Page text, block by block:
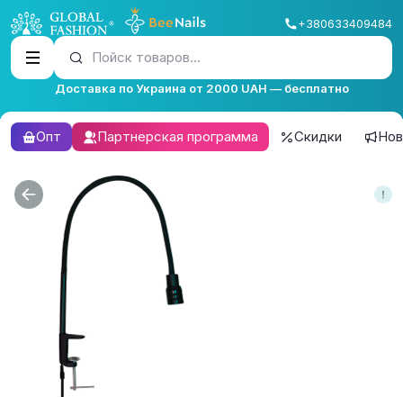
+380633409484
Пойск товаров...
Доставка по Украина от 2000 UAH — бесплатно
Опт Партнерская программа Скидки